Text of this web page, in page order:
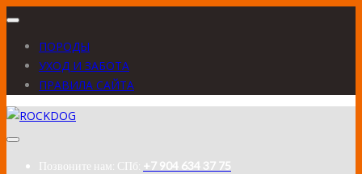
ПОРОДЫ
УХОД И ЗАБОТА
ПРАВИЛА САЙТА
Позвоните нам: СПб: +7 904 634 37 75